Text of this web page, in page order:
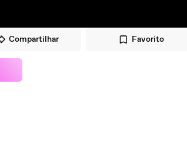
Compartilhar Favorito